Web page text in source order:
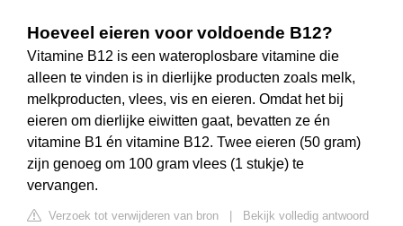
Hoeveel eieren voor voldoende B12?
Vitamine B12 is een wateroplosbare vitamine die
alleen te vinden is in dierlijke producten zoals melk,
melkproducten, vlees, vis en eieren. Omdat het bij
eieren om dierlijke eiwitten gaat, bevatten ze én
vitamine B1 én vitamine B12. Twee eieren (50 gram)
zijn genoeg om 100 gram vlees (1 stukje) te
vervangen.
Verzoek tot verwijderen van bron
Bekijk volledig antwoord